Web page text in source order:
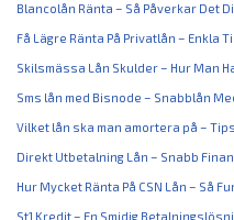
Blancolån Ränta – Så Påverkar Det
Få Lägre Ränta På Privatlån – Enkla
Skilsmässa Lån Skulder – Hur Man
Sms lån med Bisnode – Snabblån
Vilket lån ska man amortera på –
Direkt Utbetalning Lån – Snabb
Hur Mycket Ränta På CSN Lån – Så
St1 Kredit – En Smidig